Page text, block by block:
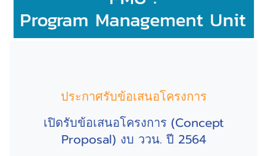
ประกาศรับข้อเสนอโครงการ
เปิดรับข้อเสนอโครงการ (Concept
Proposal) งบ ววน. ปี 2564